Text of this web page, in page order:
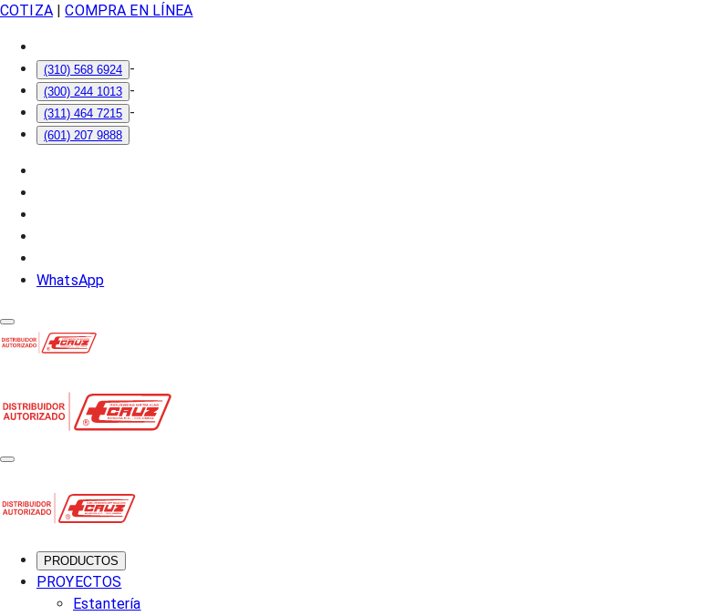
COTIZA| COMPRA EN LÍNEA
(310) 568 6924 -
(300) 244 1013 -
(311) 464 7215 -
(601) 207 9888
WhatsApp
PRODUCTOS
PROYECTOS
Estantería